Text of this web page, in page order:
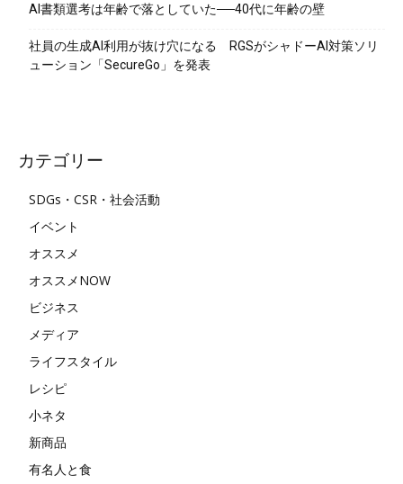
AI書類選考は年齢で落としていた──40代に年齢の壁
社員の生成AI利用が抜け穴になる RGSがシャドーAI対策ソリ
ューション「SecureGo」を発表
カテゴリー
SDGs・CSR・社会活動
イベント
オススメ
オススメNOW
ビジネス
メディア
ライフスタイル
レシピ
小ネタ
新商品
有名人と食